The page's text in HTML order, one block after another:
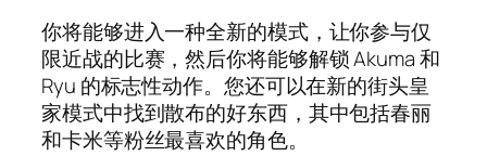
你将能够进入一种全新的模式，让你参与仅
限近战的比赛，然后你将能够解锁 Akuma 和
Ryu 的标志性动作。您还可以在新的街头皇
家模式中找到散布的好东西，其中包括春丽
和卡米等粉丝最喜欢的角色。